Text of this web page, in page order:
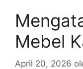
Mebel
April 20, 2026